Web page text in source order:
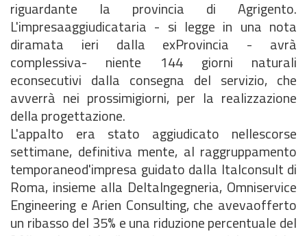
riguardante la provincia di Agrigento.
L'impresaaggiudicataria - si legge in una nota
diramata ieri dalla exProvincia - avrà
complessiva- niente 144 giorni naturali
econsecutivi dalla consegna del servizio, che
avverrà nei prossimigiorni, per la realizzazione
della progettazione.
L'appalto era stato aggiudicato nellescorse
settimane, definitiva mente, al raggruppamento
temporaneod'impresa guidato dalla Italconsult di
Roma, insieme alla DeltaIngegneria, Omniservice
Engineering e Arien Consulting, che avevaofferto
un ribasso del 35% e una riduzione percentuale del